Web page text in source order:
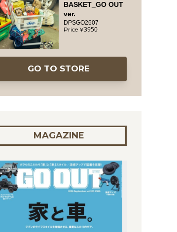
BASKET_GO OUT
ver.
DPSGO2607
3950
GO TO STORE
MAGAZINE